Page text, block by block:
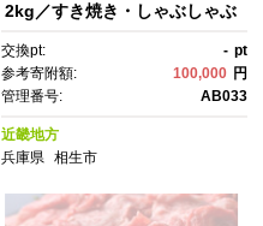
2kg／すき焼き・しゃぶしゃぶ
交換pt: - pt
参考寄附額:
100,000 円
管理番号:
AB033
近畿地方
兵庫県 相生市